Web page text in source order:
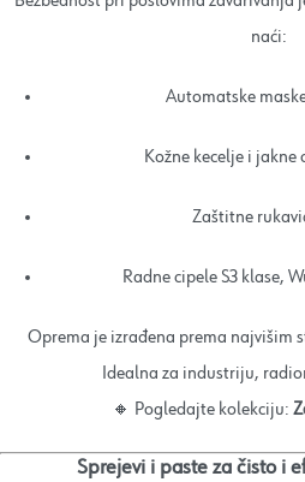
naći:
Automatske
Kožne kecelje i jakne
Zaštitne
Radne cipele S3 klase,
Oprema je izrađena prema najvišim
Idealna za industriju,
🔸 Pogledajte kolekciju:
Sprejevi i paste za čisto i